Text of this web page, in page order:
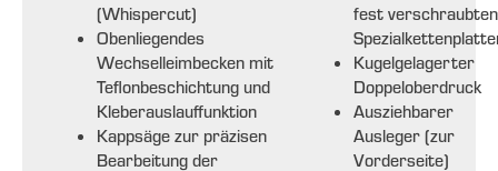
(Whispercut)
Obenliegendes
Wechselleimbecken mit
Teflonbeschichtung und
Kleberauslauffunktion
Kappsäge zur präzisen
Bearbeitung der
fest verschraubten
Kugelgelagerter
Doppeloberdruck
Ausziehbarer
Ausleger (zur
Vorderseite)